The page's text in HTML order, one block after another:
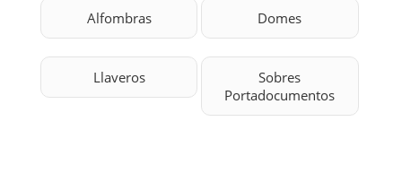
Alfombras Domes
Llaveros
Sobres
Portadocumentos